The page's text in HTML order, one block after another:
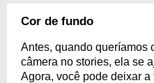
Cor de fundo
Antes, quando queríamos
câmera no stories, ela se
Agora, você pode deixar